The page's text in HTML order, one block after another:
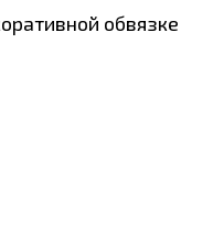
обвязке